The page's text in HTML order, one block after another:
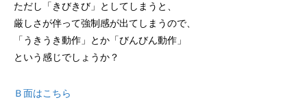
ただし「きびきび」としてしまうと、
厳しさが伴って強制感が出てしまうので、
「うきうき動作」とか「びんびん動作」
という感じでしょうか？
Ｂ面はこちら